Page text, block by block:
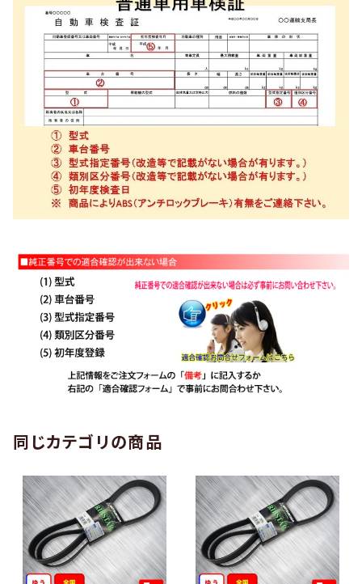
同じカテゴリの商品